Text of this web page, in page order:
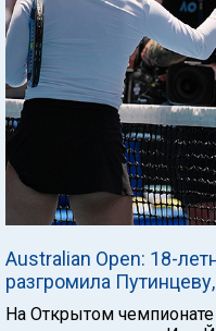
Australian Open: 18-
разгромила
На Открытом